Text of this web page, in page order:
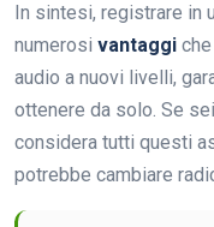
In sintesi, registrare
numerosi vantaggi
audio a nuovi livelli,
ottenere da solo. Se
considera tutti questi
potrebbe cambiare